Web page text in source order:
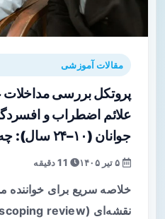
مقالات آموزشی
پروتکل بررسی مداخلات
علائم اضطراب و
جوانان (۱۰–۲۴ سال): چه انتظاری باید داشت؟
خلاصه سریع برای خواننده